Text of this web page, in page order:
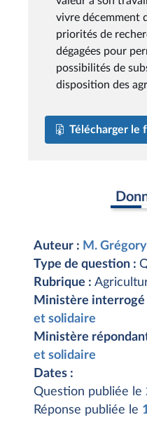
vivre décemment
priorités de
dégagées pour
possibilités de
disposition des
Télécharger le
Auteur : M.
Type de question :
Rubrique :
Ministère interrogé
et solidaire
Ministère
et solidaire
Dates :
Question publiée le
Réponse publiée le